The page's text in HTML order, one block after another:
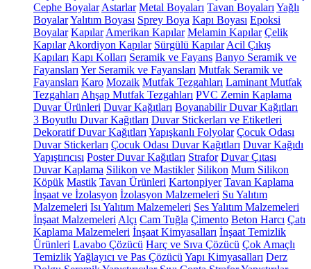
Cephe Boyalar Astarlar Metal Boyaları Tavan Boyaları Yağlı
BoyalarYalıtım Boyası Sprey Boya Kapı Boyası Epoksi
Boyalar Kapılar Amerikan Kapılar Melamin Kapılar Çelik
Kapılar Akordiyon Kapılar Sürgülü Kapılar Acil Çıkış
Kapıları Kapı Kolları Seramik ve Fayans Banyo Seramik ve
Fayansları Yer Seramik ve Fayansları Mutfak Seramik ve
Fayansları Karo Mozaik Mutfak Tezgahları Laminant Mutfak
Tezgahları Ahşap Mutfak Tezgahları PVC Zemin Kaplama
Duvar Ürünleri Duvar Kağıtları Boyanabilir Duvar Kağıtları
3 Boyutlu Duvar Kağıtları Duvar Stickerları ve Etiketleri
Dekoratif Duvar Kağıtları Yapışkanlı Folyolar Çocuk Odası
Duvar Stickerları Çocuk Odası Duvar Kağıtları Duvar Kağıdı
Yapıştırıcısı Poster Duvar Kağıtları Strafor Duvar Çıtası
Duvar Kaplama Silikon ve Mastikler Silikon Mum Silikon
Köpük Mastik Tavan Ürünleri Kartonpiyer Tavan Kaplama
İnşaat ve İzolasyon İzolasyon Malzemeleri Su Yalıtım
Malzemeleri Isı Yalıtım Malzemeleri Ses Yalıtım Malzemeleri
İnşaat Malzemeleri Alçı Cam Tuğla Çimento Beton Harcı Çatı
Kaplama Malzemeleri İnşaat Kimyasalları İnşaat Temizlik
Ürünleri Lavabo Çözücü Harç ve Sıva Çözücü Çok Amaçlı
TemizlikYağlayıcı ve Pas Çözücü Yapı Kimyasalları Derz